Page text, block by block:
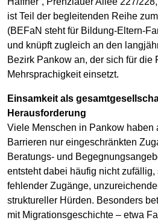
ist Teil der begleitenden Reihe
(BEFaN steht für Bildung-Eltern-
und knüpft zugleich an den
Bezirk Pankow an, der sich für die
Mehrsprachigkeit einsetzt.
Einsamkeit als
Herausforderung
Viele Menschen in Pankow haben
Barrieren nur eingeschränkten
Beratungs- und
entsteht dabei häufig nicht
fehlender Zugänge,
struktureller Hürden. Besonders
mit Migrationsgeschichte – etwa